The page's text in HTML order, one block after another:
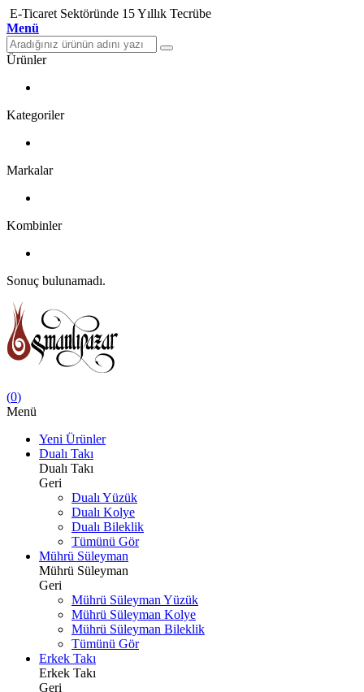
E-Ticaret Sektöründe 15 Yıllık Tecrübe
Menü
Ürünler
Kategoriler
Markalar
Kombinler
Sonuç bulunamadı.
(0)
Menü
Yeni Ürünler
Dualı Takı
Dualı Takı
Geri
Dualı Yüzük
Dualı Kolye
Dualı Bileklik
Tümünü Gör
Mührü Süleyman
Mührü Süleyman
Geri
Mührü Süleyman Yüzük
Mührü Süleyman Kolye
Mührü Süleyman Bileklik
Tümünü Gör
Erkek Takı
Erkek Takı
Geri